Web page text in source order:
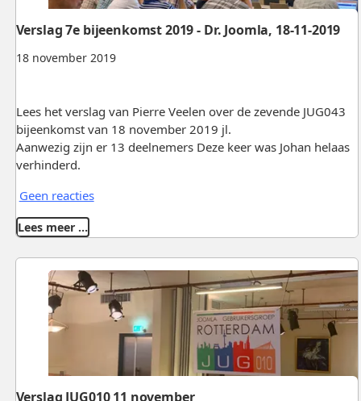
18 november 2019
Verslag 7e bijeenkomst 2019 - Dr. Joomla, 18-11-2019
Lees het verslag van Pierre Veelen over de zevende JUG043
bijeenkomst van 18 november 2019 jl.
Aanwezig zijn er 13 deelnemers Deze keer was Johan helaas
verhinderd.
Geen reacties
Lees meer …
Verslag JUG010 11 november